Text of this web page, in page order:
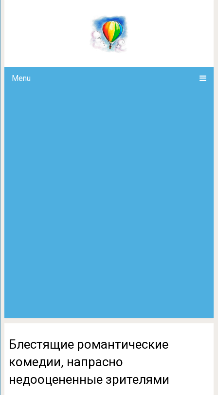
Menu
Блестящие романтические
Блестящие романтические
комедии, напрасно
недооцененные зрителями